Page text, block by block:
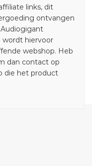
links, dit
ontvangen
wordt hiervoor
webshop. Heb
dan contact op
die het product